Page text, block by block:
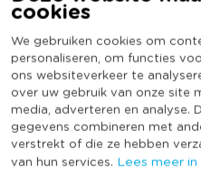
cookies
We gebruiken cookies om
personaliseren, om functies
ons websiteverkeer te
over uw gebruik van onze site
media, adverteren en analyse.
gegevens combineren met
verstrekt of die ze hebben
van hun services. Lees meer
* Speciaal voor gevorderden
Schildersdoek
canvas - 90x120 cm
(2)